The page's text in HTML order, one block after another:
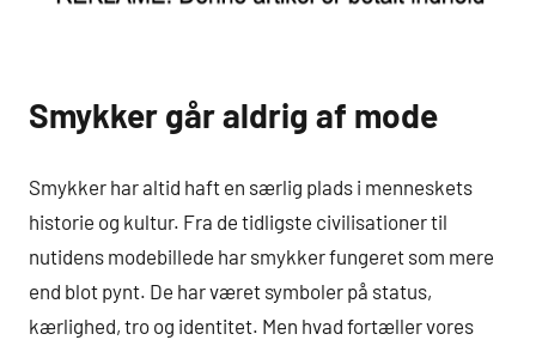
Smykker går aldrig af mode
Smykker har altid haft en særlig plads i menneskets
historie og kultur. Fra de tidligste civilisationer til
nutidens modebillede har smykker fungeret som mere
end blot pynt. De har været symboler på status,
kærlighed, tro og identitet. Men hvad fortæller vores